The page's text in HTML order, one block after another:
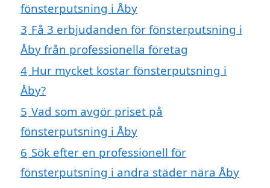
fönsterputsning i Åby
3 Få 3 erbjudanden för fönsterputsning i
Åby från professionella företag
4 Hur mycket kostar fönsterputsning i
Åby?
5 Vad som avgör priset på
fönsterputsning i Åby
6 Sök efter en professionell för
fönsterputsning i andra städer nära Åby